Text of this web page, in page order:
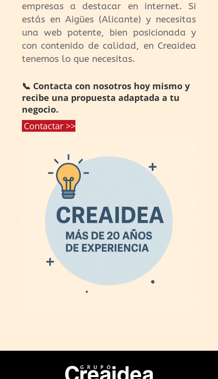
empresas a destacar en internet. Si
estás en Aigües (Alicante) y necesitas
una web potente, bien posicionada y
con contenido de calidad, en Creaidea
tenemos lo que necesitas.
📞 Contacta con nosotros hoy mismo y
recibe una propuesta adaptada a tu
negocio.
Contactar >>